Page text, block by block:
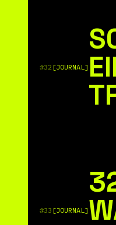
#32[JOURNAL]
#33 [JOURNAL]